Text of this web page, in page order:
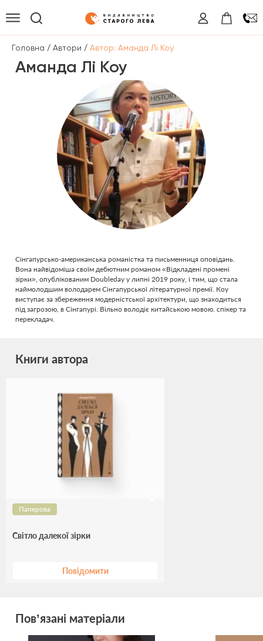
Головна / Автори / Автор: Аманда Лі Коу
Аманда Лі Коу
Сінгапурсько-американська романістка та письменниця оповідань.
Вона найвідоміша своїм дебютним романом «Відкладені промені
зірки», опублікованим Doubleday у липні 2019 року, і тим, що стала
наймолодшим володарем Сінгапурської літературної премії. Коу
виступає за збереження модерністської архітектури, що знаходиться
під загрозою, в Сінгапурі. Вільно володіє китайською мовою. спікер та
перекладач.
Книги автора
Паперова
Світло далекої зірки
Повідомити
Пов’язані матеріали